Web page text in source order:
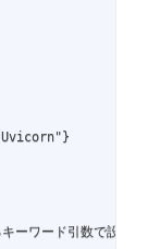
ーワード引数で設定